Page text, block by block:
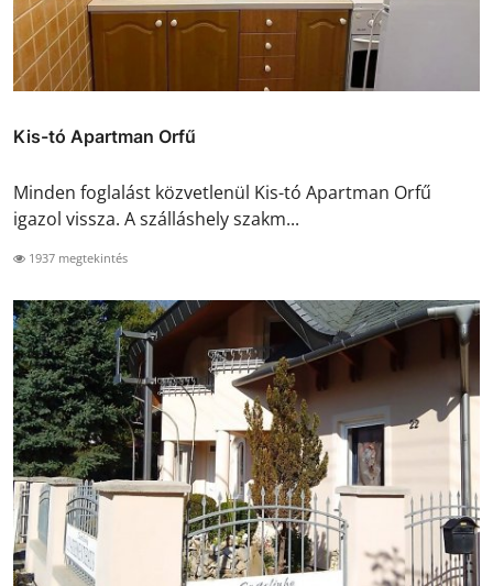
Kis-tó Apartman Orfű
Minden foglalást közvetlenül Kis-tó Apartman Orfű
igazol vissza. A szálláshely szakm...
1937 megtekintés